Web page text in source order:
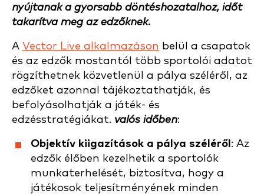
nyújtanak a gyorsabb döntéshozatalhoz, időt
takarítva meg az edzőknek.
A Vector Live alkalmazáson belül a csapatok
és az edzők mostantól több sportolói adatot
rögzíthetnek közvetlenül a pálya széléről, az
edzőket azonnal tájékoztathatják, és
befolyásolhatják a játék- és
edzésstratégiákat. valós időben:
Objektív kiigazítások a pálya széléről : Az
edzők élőben kezelhetik a sportolók
munkaterhelését, biztosítva, hogy a
játékosok teljesítményének minden